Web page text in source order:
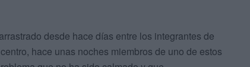
desde hace días entre los integrantes de
hace unas noches miembros de uno de estos